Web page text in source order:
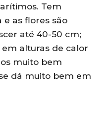
Tem
as flores são
até 40-50 cm;
alturas de calor
muito bem
dá muito bem em